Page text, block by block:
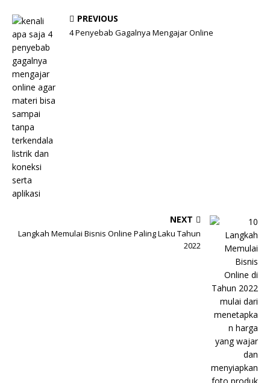
PREVIOUS
4 Penyebab Gagalnya Mengajar Online
NEXT
Langkah Memulai Bisnis Online Paling Laku Tahun
2022